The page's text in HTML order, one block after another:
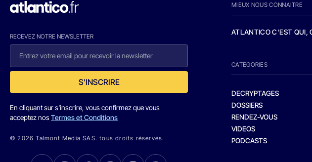
RECEVEZ NOTRE NEWSLETTER
S'INSCRIRE
En cliquant sur s'inscrire, vous confirmez que vous
acceptez nosTermes et Conditions
© 2026 Talmont Media SAS. tous droits réservés.
MIEUX NOUS CONNAITRE
ATLANTICO C'EST QUI,
CATEGORIES
DECRYPTAGES
DOSSIERS
RENDEZ-VOUS
VIDEOS
PODCASTS